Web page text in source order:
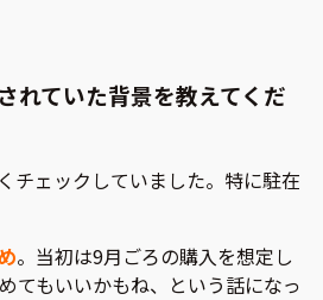
れていた背景を教えてくだ
チェックしていました。特に駐在
。当初は9月ごろの購入を想定し
てもいいかもね、という話になっ